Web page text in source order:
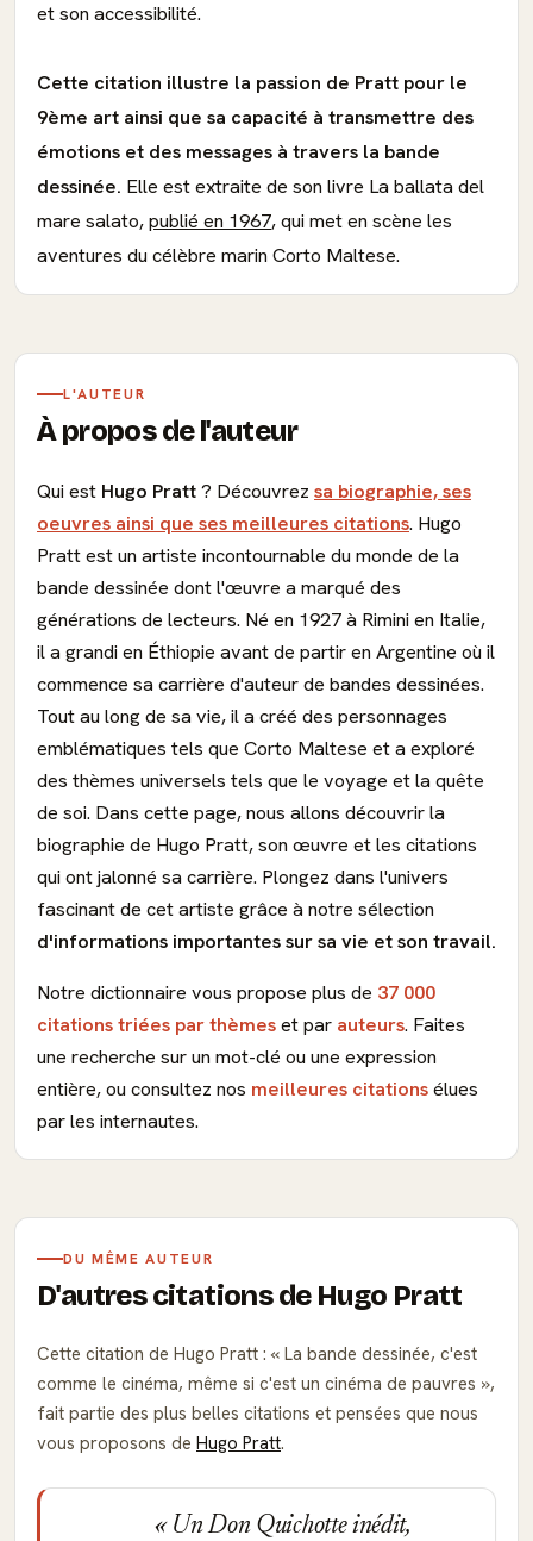
et son accessibilité.
Cette citation illustre la passion de Pratt pour le
9ème art ainsi que sa capacité à transmettre des
émotions et des messages à travers la bande
dessinée. Elle est extraite de son livre La ballata del
mare salato,publié en 1967, qui met en scène les
aventures du célèbre marin Corto Maltese.
L'AUTEUR
À propos de l'auteur
Qui est Hugo Pratt? Découvrez sa biographie, ses
oeuvres ainsi que ses meilleures citations. Hugo
Pratt est un artiste incontournable du monde de la
bande dessinée dont l'œuvre a marqué des
générations de lecteurs. Né en 1927 à Rimini en Italie,
il a grandi en Éthiopie avant de partir en Argentine où il
commence sa carrière d'auteur de bandes dessinées.
Tout au long de sa vie, il a créé des personnages
emblématiques tels que Corto Maltese et a exploré
des thèmes universels tels que le voyage et la quête
de soi. Dans cette page, nous allons découvrir la
biographie de Hugo Pratt, son œuvre et les citations
qui ont jalonné sa carrière. Plongez dans l'univers
fascinant de cet artiste grâce à notre sélection
d'informations importantes sur sa vie et son travail.
Notre dictionnaire vous propose plus de 37 000
citations triées par thèmeset par auteurs. Faites
une recherche sur un mot-clé ou une expression
entière, ou consultez nos meilleures citationsélues
par les internautes.
DU MÊME AUTEUR
D'autres citations de Hugo Pratt
Cette citation de Hugo Pratt :
La bande dessinée, c'est
comme le cinéma, même si c'est un cinéma de pauvres
,
fait partie des plus belles citations et pensées que nous
vous proposons de Hugo Pratt.
Un Don Quichotte inédit,